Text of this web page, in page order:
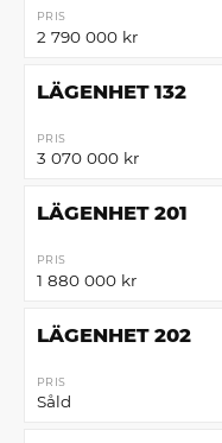
PRIS
2 790 000 kr
LÄGENHET 132
PRIS
3 070 000 kr
LÄGENHET 201
PRIS
1 880 000 kr
LÄGENHET 202
PRIS
Såld